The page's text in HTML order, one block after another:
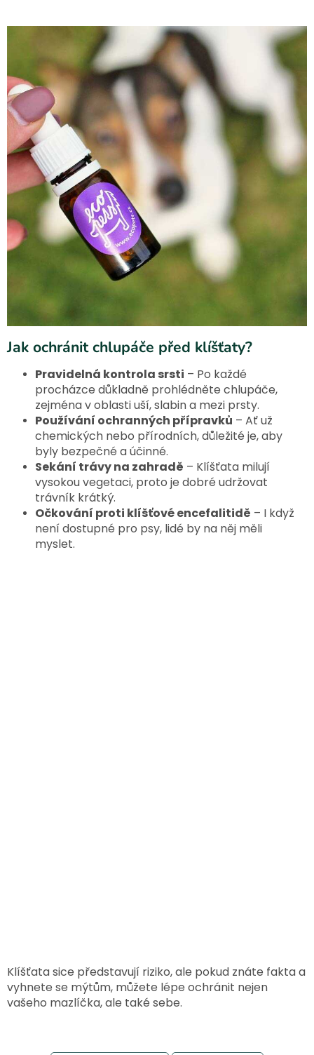
Jak ochránit chlupáče před klíšťaty?
Pravidelná kontrola srsti – Po každé
procházce důkladně prohlédněte chlupáče,
zejména v oblasti uší, slabin a mezi prsty.
Používání ochranných přípravků – Ať už
chemických nebo přírodních, důležité je, aby
byly bezpečné a účinné.
Sekání trávy na zahradě – Klíšťata milují
vysokou vegetaci, proto je dobré udržovat
trávník krátký.
Očkování proti klíšťové encefalitidě – I když
není dostupné pro psy, lidé by na něj měli
myslet.
Klíšťata sice představují riziko, ale pokud znáte fakta a
vyhnete se mýtům, můžete lépe ochránit nejen
vašeho mazlíčka, ale také sebe.